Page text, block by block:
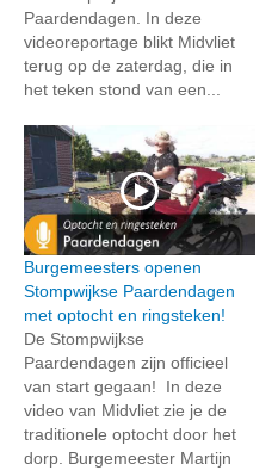
Paardendagen. In deze
videoreportage blikt Midvliet
terug op de zaterdag, die in
het teken stond van een...
Burgemeesters openen
Stompwijkse Paardendagen
met optocht en ringsteken!
De Stompwijkse
Paardendagen zijn officieel
van start gegaan! In deze
video van Midvliet zie je de
traditionele optocht door het
dorp. Burgemeester Martijn